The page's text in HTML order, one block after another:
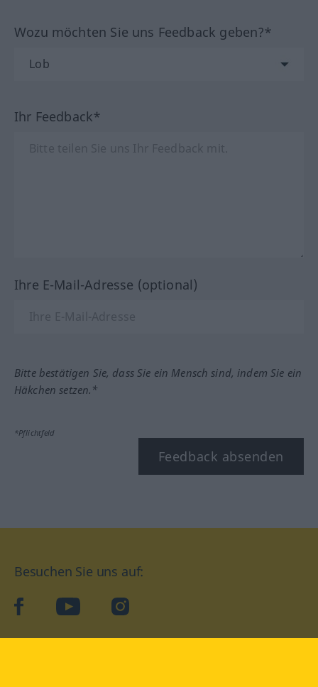
Wozu möchten Sie uns Feedback geben?*
Ihr Feedback*
Ihre E-Mail-Adresse (optional)
Bitte bestätigen Sie, dass Sie ein Mensch sind, indem Sie ein
Häkchen setzen.*
*Pflichtfeld
Feedback absenden
Besuchen Sie uns auf:
facebookYouTube Instagram